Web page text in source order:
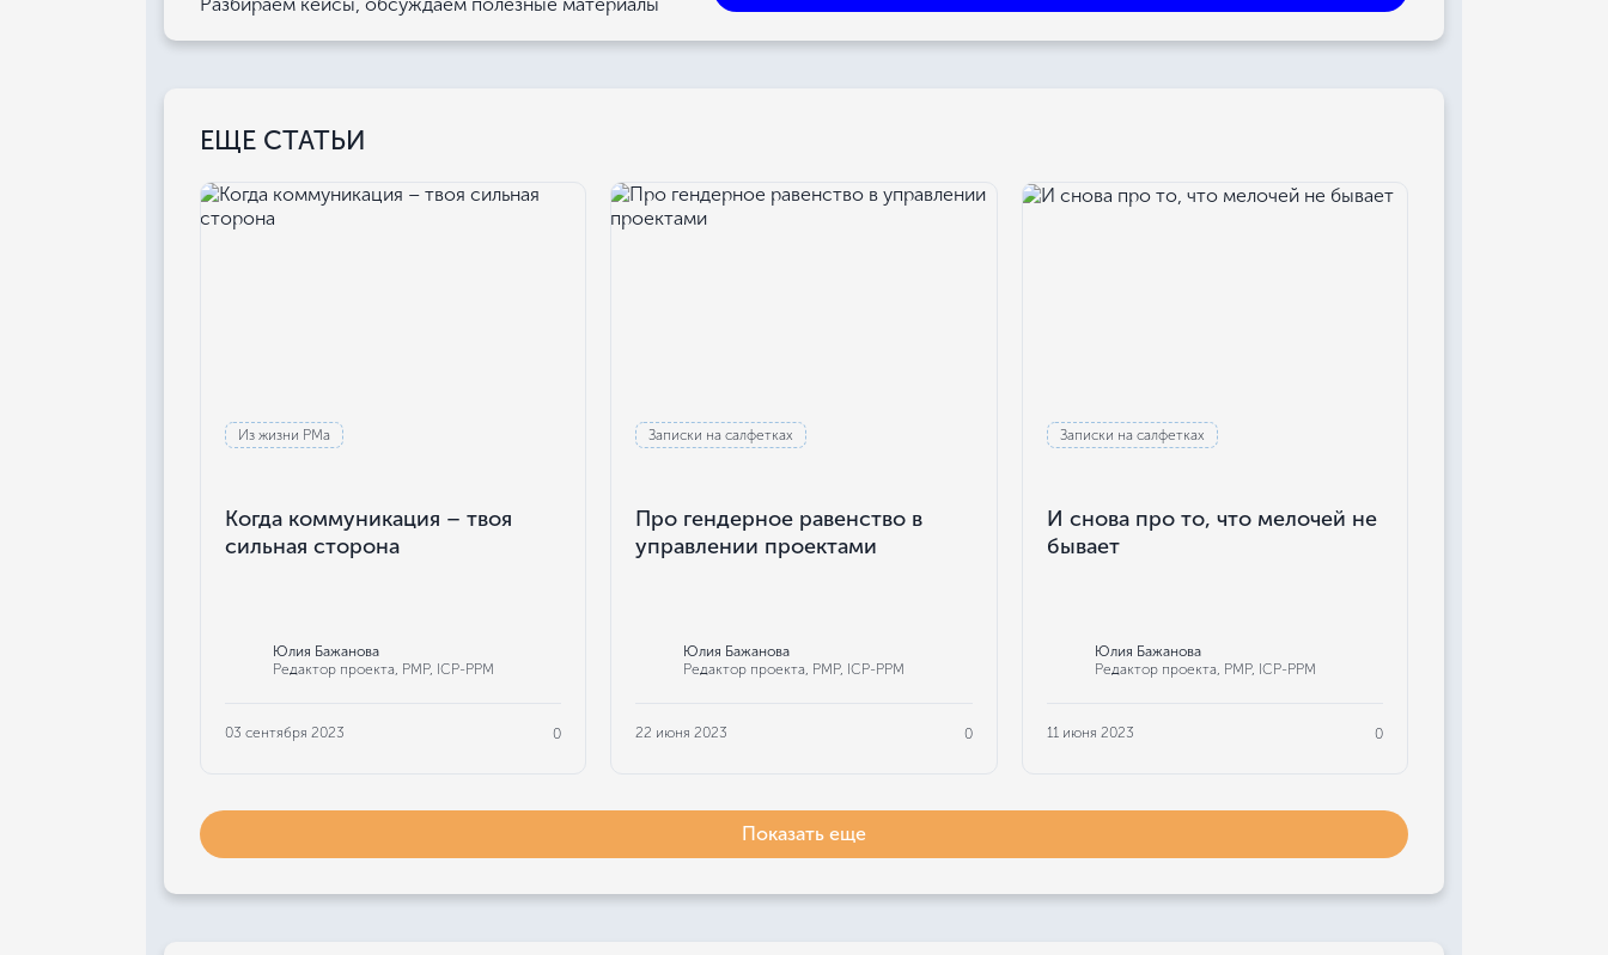
ЕЩЕ СТАТЬИ
Из жизни РМа
Когда коммуникация – твоя
сильная сторона
Юлия Бажанова
Редактор проекта, РМР, ICP-PPM
03 сентября 2023 0
Записки на салфетках
Про гендерное равенство в
управлении проектами
Юлия Бажанова
Редактор проекта, РМР, ICP-PPM
22 июня 2023 0
Записки на салфетках
И снова про то, что мелочей не
бывает
Юлия Бажанова
Редактор проекта, РМР, ICP-PPM
11 июня 2023 0
Показать еще